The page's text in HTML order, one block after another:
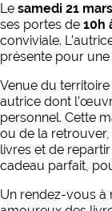
Le samedi 21
ses portes de 10h
conviviale.
présente pour une
Venue du
autrice dont
personnel. Cette
ou de la
livres et de
cadeau parfait,
Un rendez-vous à